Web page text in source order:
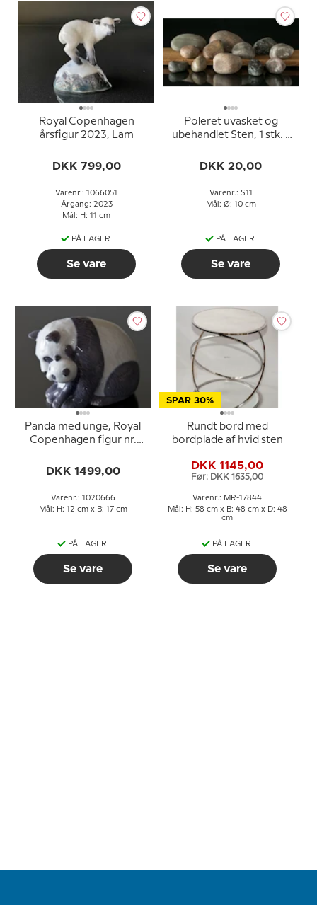
Royal Copenhagen
årsfigur 2023, Lam
DKK 799,00
Varenr.: 1066051
Årgang: 2023
Mål: H: 11 cm
PÅ LAGER
Se vare
Poleret uvasket og
ubehandlet Sten, 1 stk. -
17cm, assorteret
DKK 20,00
Varenr.: S11
Mål: Ø: 10 cm
PÅ LAGER
Se vare
Panda med unge, Royal
Copenhagen figur nr.
DKK 1499,00
Varenr.: 1020666
Mål: H: 12 cm x B: 17 cm
PÅ LAGER
Se vare
SPAR 30%
Rundt bord med
bordplade af hvid sten
DKK 1145,00
Før: DKK 1635,00
Varenr.: MR-17844
Mål: H: 58 cm x B: 48 cm x D: 48
cm
PÅ LAGER
Se vare